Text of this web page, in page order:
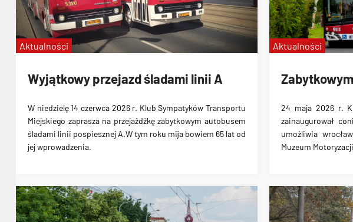
Wyjątkowy przejazd śladami linii A
W niedzielę 14 czerwca 2026 r. Klub Sympatyków Transportu
Miejskiego zaprasza na przejażdżkę zabytkowym autobusem
śladami linii pospiesznej A.W tym roku mija bowiem 65 lat od
jej wprowadzenia.
Aktualności
24 maja 2026 r.
zainaugurował
umożliwia
Muzeum
Aktualności